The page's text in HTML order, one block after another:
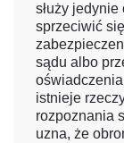
służy
sprzeciwić
sądu albo
istnieje
rozpoznania
uzna, że